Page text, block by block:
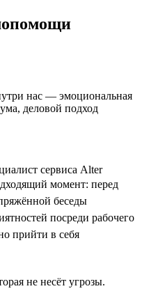
нас — эмоциональная
деловой подход
сервиса Alter
момент: перед
беседы
посреди рабочего
прийти в себя
не несёт угрозы.